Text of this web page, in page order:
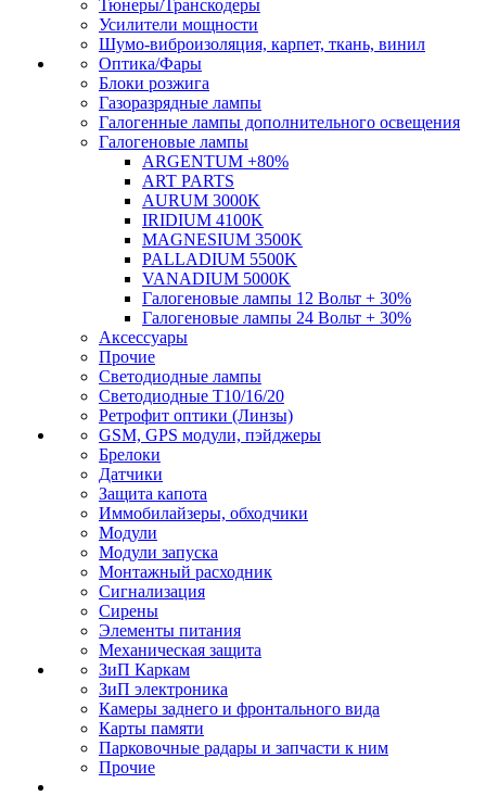
Тюнеры/Транскодеры
Усилители мощности
Шумо-виброизоляция, карпет, ткань, винил
Оптика/Фары
Блоки розжига
Газоразрядные лампы
Галогенные лампы дополнительного освещения
Галогеновые лампы
ARGENTUM +80%
ART PARTS
AURUM 3000K
IRIDIUM 4100K
MAGNESIUM 3500K
PALLADIUM 5500K
VANADIUM 5000K
Галогеновые лампы 12 Вольт + 30%
Галогеновые лампы 24 Вольт + 30%
Аксессуары
Прочие
Светодиодные лампы
Светодиодные Т10/16/20
Ретрофит оптики (Линзы)
GSM, GPS модули, пэйджеры
Брелоки
Датчики
Защита капота
Иммобилайзеры, обходчики
Модули
Модули запуска
Монтажный расходник
Сигнализация
Сирены
Элементы питания
Механическая защита
ЗиП Каркам
ЗиП электроника
Камеры заднего и фронтального вида
Карты памяти
Парковочные радары и запчасти к ним
Прочие